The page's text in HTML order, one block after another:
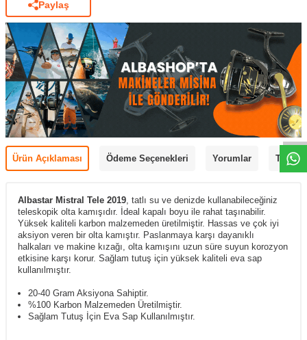
Paylaş
Ürün Açıklaması Ödeme Seçenekleri Yorumlar
Albastar Mistral Tele 2019 , tatlı su ve denizde kullanabileceğiniz
teleskopik olta kamışıdır.
İdeal kapalı boyu ile rahat taşınabilir.
Yüksek kaliteli karbon malzemeden üretilmiştir. Hassas ve çok iyi
aksiyon veren bir olta kamıştır. Paslanmaya karşı dayanıklı
halkaları ve makine kızağı, olta kamışını uzun süre suyun korozyon
etkisine karşı korur. Sağlam tutuş için yüksek kaliteli eva sap
kullanılmıştır.
20-40 Gram Aksiyona Sahiptir.
%100 Karbon Malzemeden Üretilmiştir.
Sağlam Tutuş İçin Eva Sap Kullanılmıştır.